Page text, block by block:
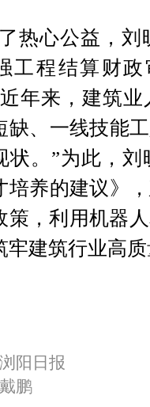
热心公益，
工程结算财
年来，建筑
缺、一线技能
状。”为此，
培养的建议》
策，利用机器
牢建筑行业高
阳日报
鹏